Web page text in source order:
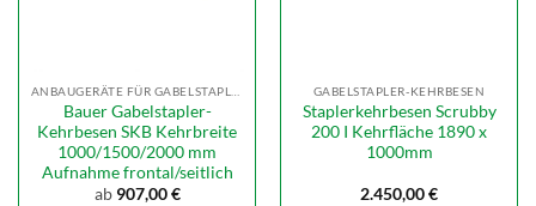
Bauer Gabelstapler-
Kehrbesen SKB Kehrbreite
1000/1500/2000 mm
Aufnahme frontal/seitlich
ab 907,00€
GABELSTAPLER-KEHRBESEN
Staplerkehrbesen Scrubby
200 I Kehrfläche 1890 x
1000mm
2.450,00€